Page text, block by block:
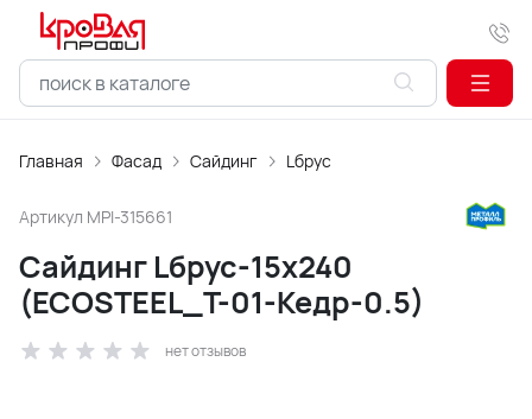
Главная Фасад Сайдинг Lбрус
Артикул MPI-315661
Сайдинг Lбрус-15х240
(ECOSTEEL_T-01-Кедр-0.5)
нет отзывов